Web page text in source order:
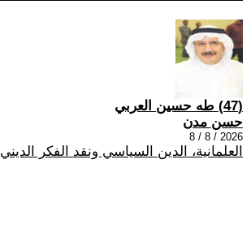
(47) طه حسين العربي
حسن مدن
2026 / 8 / 8
العلمانية، الدين السياسي ونقد الفكر الديني